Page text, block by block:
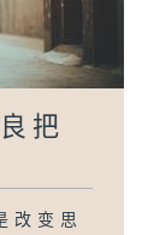
把
改变思